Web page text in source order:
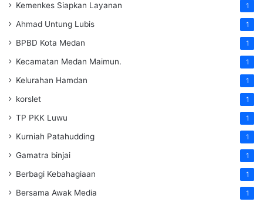
Kemenkes Siapkan Layanan 1
Ahmad Untung Lubis 1
BPBD Kota Medan 1
Kecamatan Medan Maimun. 1
Kelurahan Hamdan 1
korslet 1
TP PKK Luwu 1
Kurniah Patahudding 1
Gamatra binjai 1
Berbagi Kebahagiaan 1
Bersama Awak Media 1